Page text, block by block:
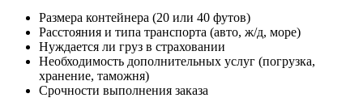
Размера контейнера (20 или 40 футов)
Расстояния и типа транспорта (авто, ж/д, море)
Нуждается ли груз в страховании
Необходимость дополнительных услуг (погрузка,
хранение, таможня)
Срочности выполнения заказа